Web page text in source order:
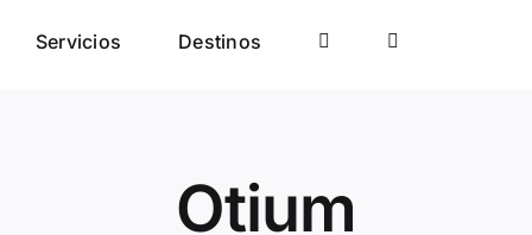
Servicios Destinos
Otium